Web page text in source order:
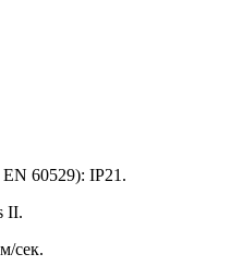
60529): IP21.
II.
сек.